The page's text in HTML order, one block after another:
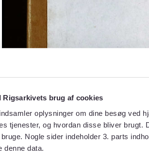
Rigsarkivets brug af cookies
oplysninger om dine besøg ved
tjenester, og hvordan disse bliver
Nogle sider indeholder 3. parts
denne data.